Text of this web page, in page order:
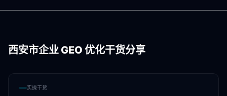
西安市企业 GEO 优化干货分享
实操干货